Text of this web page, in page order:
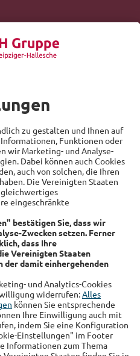
Cookie Einstellungen